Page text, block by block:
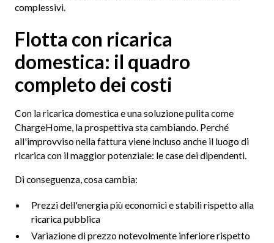
complessivi.
Flotta con ricarica
domestica: il quadro
completo dei costi
Con la ricarica domestica e una soluzione pulita come
ChargeHome, la prospettiva sta cambiando. Perché
all'improvviso nella fattura viene incluso anche il luogo di
ricarica con il maggior potenziale: le case dei dipendenti.
Di conseguenza, cosa cambia:
Prezzi dell'energia più economici e stabili rispetto alla
ricarica pubblica
Variazione di prezzo notevolmente inferiore rispetto